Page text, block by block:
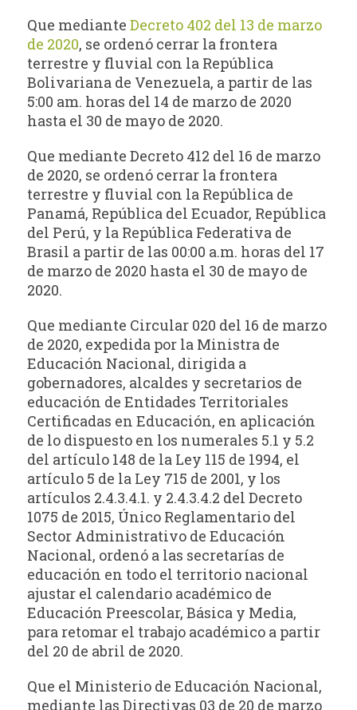
Que medianteDecreto 402 del 13 de marzo
de 2020, se ordenó cerrar la frontera
terrestre y fluvial con la República
Bolivariana de Venezuela, a partir de las
5:00 am. horas del 14 de marzo de 2020
hasta el 30 de mayo de 2020.
Que mediante Decreto 412 del 16 de marzo
de 2020, se ordenó cerrar la frontera
terrestre y fluvial con la República de
Panamá, República del Ecuador, República
del Perú, y la República Federativa de
Brasil a partir de las 00:00 a.m. horas del 17
de marzo de 2020 hasta el 30 de mayo de
2020.
Que mediante Circular 020 del 16 de marzo
de 2020, expedida por la Ministra de
Educación Nacional, dirigida a
gobernadores, alcaldes y secretarios de
educación de Entidades Territoriales
Certificadas en Educación, en aplicación
de lo dispuesto en los numerales 5.1 y 5.2
del artículo 148 de la Ley 115 de 1994, el
artículo 5 de la Ley 715 de 2001, y los
artículos 2.4.3.4.1. y 2.4.3.4.2 del Decreto
1075 de 2015, Único Reglamentario del
Sector Administrativo de Educación
Nacional, ordenó a las secretarías de
educación en todo el territorio nacional
ajustar el calendario académico de
Educación Preescolar, Básica y Media,
para retomar el trabajo académico a partir
del 20 de abril de 2020.
Que el Ministerio de Educación Nacional,
mediante las Directivas 03 de 20 de marzo